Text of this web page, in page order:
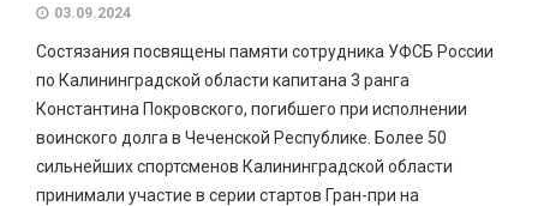
03.09.2024
Состязания посвящены памяти сотрудника УФСБ России
по Калининградской области капитана 3 ранга
Константина Покровского, погибшего при исполнении
воинского долга в Чеченской Республике. Более 50
сильнейших спортсменов Калининградской области
принимали участие в серии стартов Гран-при на